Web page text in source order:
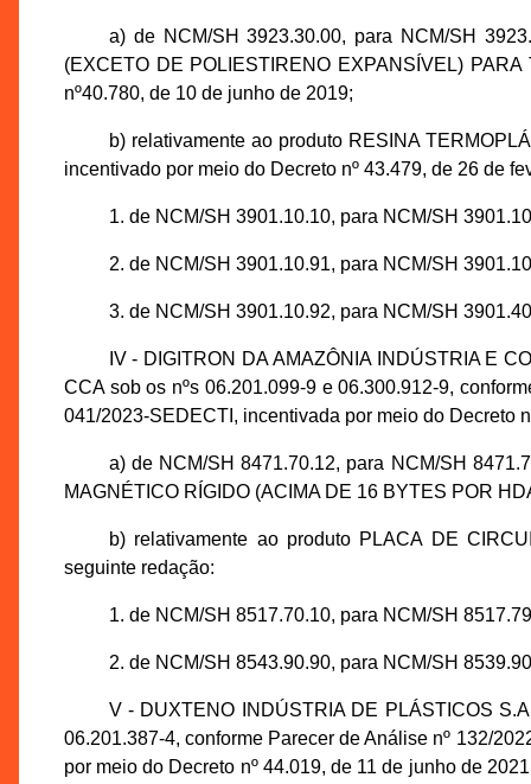
a) de NCM/SH 3923.30.00, para NCM/SH
(EXCETO DE POLIESTIRENO EXPANSÍVEL)
nº40.780, de 10 de junho de 2019;
b) relativamente ao produto RESINA
incentivado por meio do Decreto nº 43.479, de 26 de
1. de NCM/SH 3901.10.10, para NCM/SH
2. de NCM/SH 3901.10.91, para NCM/SH
3. de NCM/SH 3901.10.92, para NCM/SH
IV - DIGITRON DA AMAZÔNIA INDÚSTRIA E
CCA sob os nºs 06.201.099-9 e 06.300.912-9,
041/2023-SEDECTI, incentivada por meio do Decreto
a) de NCM/SH 8471.70.12, para NCM/SH
MAGNÉTICO RÍGIDO (ACIMA DE 16 BYTES POR
b) relativamente ao produto PLACA DE
seguinte redação:
1. de NCM/SH 8517.70.10, para NCM/SH
2. de NCM/SH 8543.90.90, para NCM/SH
V - DUXTENO INDÚSTRIA DE PLÁSTICOS
06.201.387-4, conforme Parecer de Análise nº 132/
por meio do Decreto nº 44.019, de 11 de junho de